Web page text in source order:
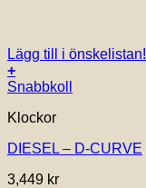
Lägg till i önskelistan!
+
Snabbkoll
Klockor
DIESEL – D-CURVE
3,449 kr